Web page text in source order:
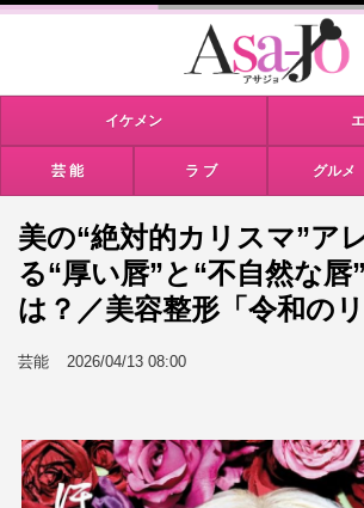
イケメン
芸 能 ラ ブ グルメ
美の“絶対的カリスマ”ア
る“厚い唇”と“不自然な唇
は？／美容整形「令和のリ
芸能 2026/04/13 08:00